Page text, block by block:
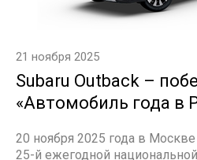
21 ноября 2025
Subaru Outback –
«Автомобиль года в
20 ноября 2025 года в
25-й ежегодной